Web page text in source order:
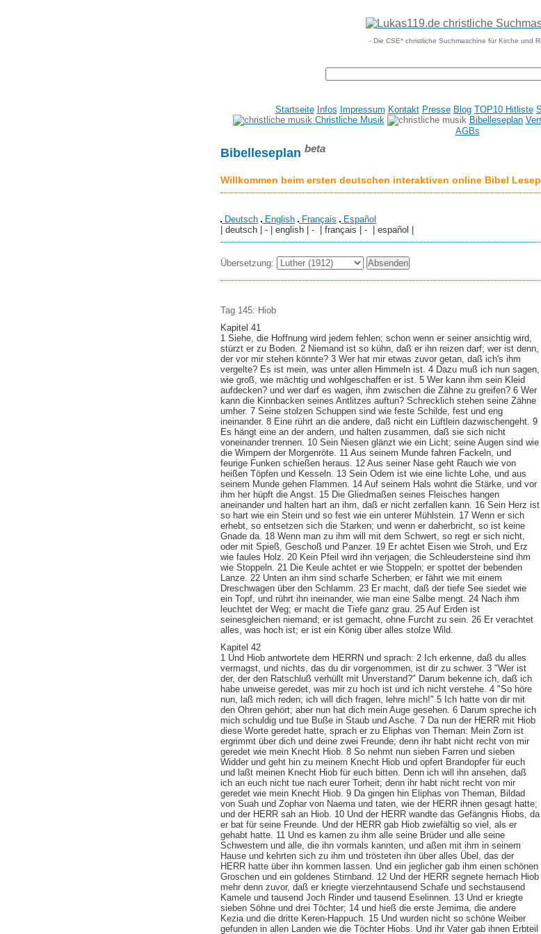
- Die CSE* christliche Suchmaschine für Kirche und
Startseite Infos Impressum Kontakt Presse Blog TOP10 Hitliste
Christliche Musik
Bibelleseplan
AGBs
Bibelleseplan beta
Willkommen beim ersten deutschen interaktiven online Bibel
Deutsch English Français
Español
| deutsch | - | english | - | français | - | español |
Übersetzung:
Tag 145: Hiob
Kapitel 41
1 Siehe, die Hoffnung wird jedem fehlen; schon wenn er seiner ansichtig wird,
stürzt er zu Boden. 2 Niemand ist so kühn, daß er ihn reizen darf; wer ist denn,
der vor mir stehen könnte? 3 Wer hat mir etwas zuvor getan, daß ich's ihm
vergelte? Es ist mein, was unter allen Himmeln ist. 4 Dazu muß ich nun sagen,
wie groß, wie mächtig und wohlgeschaffen er ist. 5 Wer kann ihm sein Kleid
aufdecken? und wer darf es wagen, ihm zwischen die Zähne zu greifen? 6 Wer
kann die Kinnbacken seines Antlitzes auftun? Schrecklich stehen seine Zähne
umher. 7 Seine stolzen Schuppen sind wie feste Schilde, fest und eng
ineinander. 8 Eine rührt an die andere, daß nicht ein Lüftlein dazwischengeht. 9
Es hängt eine an der andern, und halten zusammen, daß sie sich nicht
voneinander trennen. 10 Sein Niesen glänzt wie ein Licht; seine Augen sind wie
die Wimpern der Morgenröte. 11 Aus seinem Munde fahren Fackeln, und
feurige Funken schießen heraus. 12 Aus seiner Nase geht Rauch wie von
heißen Töpfen und Kesseln. 13 Sein Odem ist wie eine lichte Lohe, und aus
seinem Munde gehen Flammen. 14 Auf seinem Hals wohnt die Stärke, und vor
ihm her hüpft die Angst. 15 Die Gliedmaßen seines Fleisches hangen
aneinander und halten hart an ihm, daß er nicht zerfallen kann. 16 Sein Herz ist
so hart wie ein Stein und so fest wie ein unterer Mühlstein. 17 Wenn er sich
erhebt, so entsetzen sich die Starken; und wenn er daherbricht, so ist keine
Gnade da. 18 Wenn man zu ihm will mit dem Schwert, so regt er sich nicht,
oder mit Spieß, Geschoß und Panzer. 19 Er achtet Eisen wie Stroh, und Erz
wie faules Holz. 20 Kein Pfeil wird ihn verjagen; die Schleudersteine sind ihm
wie Stoppeln. 21 Die Keule achtet er wie Stoppeln; er spottet der bebenden
Lanze. 22 Unten an ihm sind scharfe Scherben; er fährt wie mit einem
Dreschwagen über den Schlamm. 23 Er macht, daß der tiefe See siedet wie
ein Topf, und rührt ihn ineinander, wie man eine Salbe mengt. 24 Nach ihm
leuchtet der Weg; er macht die Tiefe ganz grau. 25 Auf Erden ist
seinesgleichen niemand; er ist gemacht, ohne Furcht zu sein. 26 Er verachtet
alles, was hoch ist; er ist ein König über alles stolze Wild.
Kapitel 42
1 Und Hiob antwortete dem HERRN und sprach: 2 Ich erkenne, daß du alles
vermagst, und nichts, das du dir vorgenommen, ist dir zu schwer. 3 "Wer ist
der, der den Ratschluß verhüllt mit Unverstand?" Darum bekenne ich, daß ich
habe unweise geredet, was mir zu hoch ist und ich nicht verstehe. 4 "So höre
nun, laß mich reden; ich will dich fragen, lehre mich!" 5 Ich hatte von dir mit
den Ohren gehört; aber nun hat dich mein Auge gesehen. 6 Darum spreche ich
mich schuldig und tue Buße in Staub und Asche. 7 Da nun der HERR mit Hiob
diese Worte geredet hatte, sprach er zu Eliphas von Theman: Mein Zorn ist
ergrimmt über dich und deine zwei Freunde; denn ihr habt nicht recht von mir
geredet wie mein Knecht Hiob. 8 So nehmt nun sieben Farren und sieben
Widder und geht hin zu meinem Knecht Hiob und opfert Brandopfer für euch
und laßt meinen Knecht Hiob für euch bitten. Denn ich will ihn ansehen, daß
ich an euch nicht tue nach eurer Torheit; denn ihr habt nicht recht von mir
geredet wie mein Knecht Hiob. 9 Da gingen hin Eliphas von Theman, Bildad
von Suah und Zophar von Naema und taten, wie der HERR ihnen gesagt hatte;
und der HERR sah an Hiob. 10 Und der HERR wandte das Gefängnis Hiobs, da
er bat für seine Freunde. Und der HERR gab Hiob zwiefältig so viel, als er
gehabt hatte. 11 Und es kamen zu ihm alle seine Brüder und alle seine
Schwestern und alle, die ihn vormals kannten, und aßen mit ihm in seinem
Hause und kehrten sich zu ihm und trösteten ihn über alles Übel, das der
HERR hatte über ihn kommen lassen. Und ein jeglicher gab ihm einen schönen
Groschen und ein goldenes Stirnband. 12 Und der HERR segnete hernach Hiob
mehr denn zuvor, daß er kriegte vierzehntausend Schafe und sechstausend
Kamele und tausend Joch Rinder und tausend Eselinnen. 13 Und er kriegte
sieben Söhne und drei Töchter; 14 und hieß die erste Jemima, die andere
Kezia und die dritte Keren-Happuch. 15 Und wurden nicht so schöne Weiber
gefunden in allen Landen wie die Töchter Hiobs. Und ihr Vater gab ihnen Erbteil